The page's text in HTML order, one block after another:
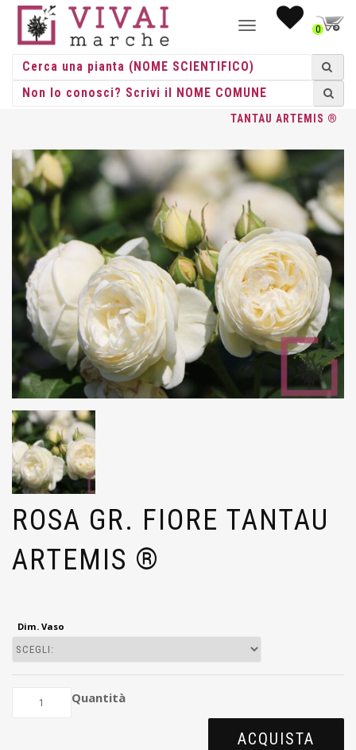
NAVIGAZIONE0
HOME /ROSE/GRANDE FIORE/TANTAU / ROSA GR. FIORE
TANTAU ARTEMIS ®
ROSA GR. FIORE TANTAU
ARTEMIS ®
Dim. Vaso
Quantità
ACQUISTA